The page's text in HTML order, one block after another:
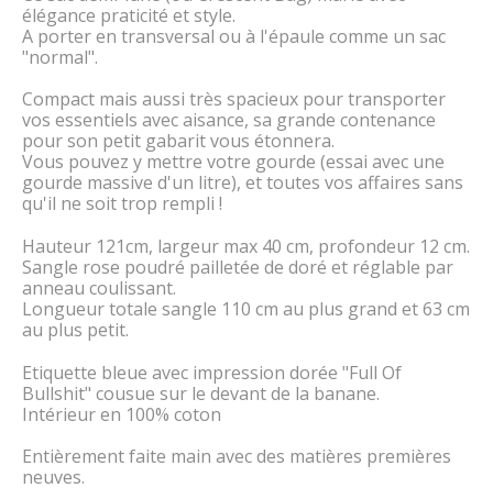
élégance praticité et style.
A porter en transversal ou à l'épaule comme un sac
"normal".
Compact mais aussi très spacieux pour transporter
vos essentiels avec aisance, sa grande contenance
pour son petit gabarit vous étonnera.
Vous pouvez y mettre votre gourde (essai avec une
gourde massive d'un litre), et toutes vos affaires sans
qu'il ne soit trop rempli !
Hauteur 121cm, largeur max 40 cm, profondeur 12 cm.
Sangle rose poudré pailletée de doré et réglable par
anneau coulissant.
Longueur totale sangle 110 cm au plus grand et 63 cm
au plus petit.
Etiquette bleue avec impression dorée "Full Of
Bullshit" cousue sur le devant de la banane.
Intérieur en 100% coton
Entièrement faite main avec des matières premières
neuves.